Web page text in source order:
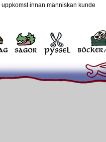
innan människan kunde